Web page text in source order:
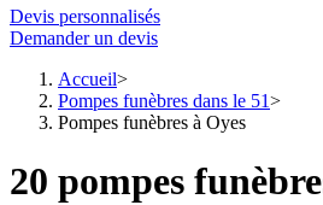
Devis personnalisés
Demander un devis
Accueil
Pompes funèbres dans le 51
Pompes funèbres à Oyes
20 pompes